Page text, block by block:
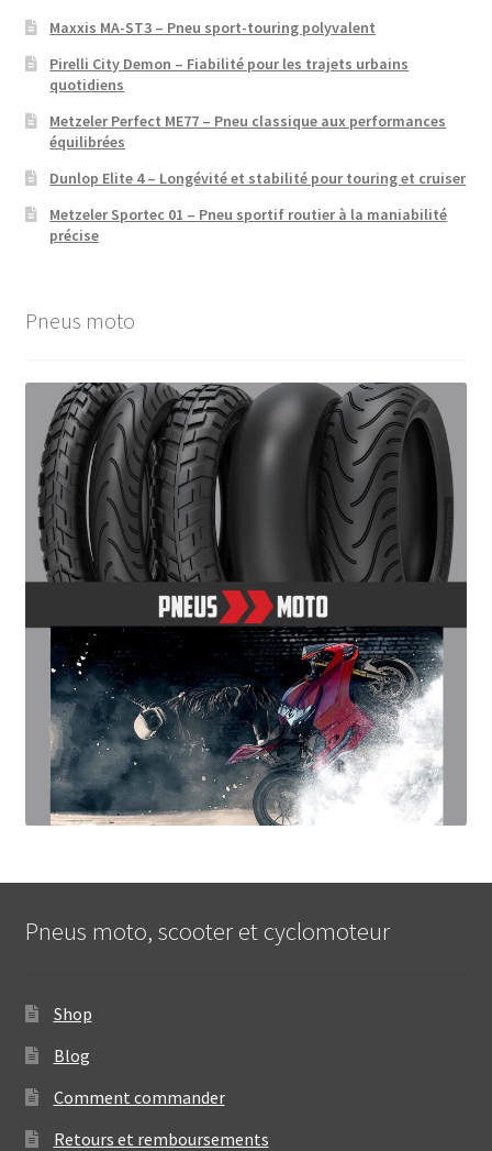
Maxxis MA-ST3 – Pneu sport-touring polyvalent
Pirelli City Demon – Fiabilité pour les trajets urbains
quotidiens
Metzeler Perfect ME77 – Pneu classique aux performances
équilibrées
Dunlop Elite 4 – Longévité et stabilité pour touring et cruiser
Metzeler Sportec 01 – Pneu sportif routier à la maniabilité
précise
Pneus moto
Pneus moto, scooter et cyclomoteur
Shop
Blog
Comment commander
Retours et remboursements